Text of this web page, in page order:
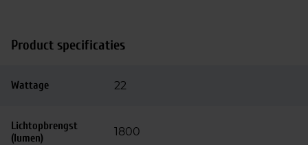
Product specificaties
Wattage 22
Lichtopbrengst
(lumen)
1800